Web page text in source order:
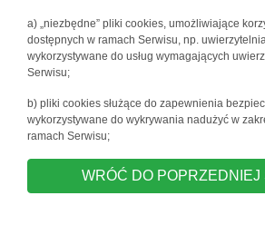
a) „niezbędne” pliki cookies, umożliwiające
dostępnych w ramach Serwisu, np.
wykorzystywane do usług wymagających
Serwisu;
b) pliki cookies służące do zapewnienia
wykorzystywane do wykrywania nadużyć w
ramach Serwisu;
WRÓĆ DO POPRZEDNIEJ